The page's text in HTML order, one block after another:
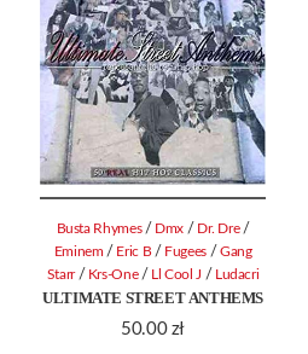
ULTIMATE STREET ANTHEMS
50.00 zł
Busta Rhymes / Dmx / Dr. Dre /
Eminem / Eric B / Fugees / Gang
Starr / Krs-One / Ll Cool J / Ludacri